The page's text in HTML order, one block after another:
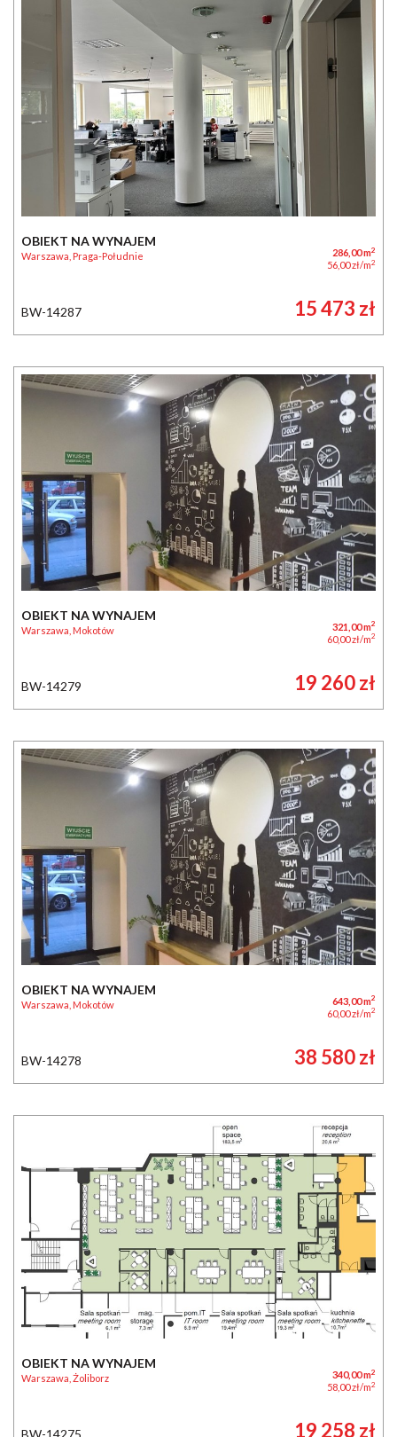
OBIEKT NA WYNAJEM
Warszawa, Praga-Południe 286,00 m2
56,00 zł/m2
BW-14287 15 473 zł
OBIEKT NA WYNAJEM
Warszawa, Mokotów 321,00 m2
60,00 zł/m2
BW-14279 19 260 zł
OBIEKT NA WYNAJEM
Warszawa, Mokotów 643,00 m2
60,00 zł/m2
BW-14278 38 580 zł
OBIEKT NA WYNAJEM
Warszawa, Żoliborz 340,00 m2
58,00 zł/m2
19 258 zł